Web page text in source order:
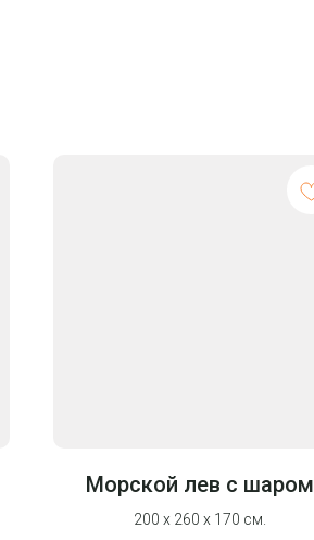
Морской лев с шаром
200 х 260 х 170 см.